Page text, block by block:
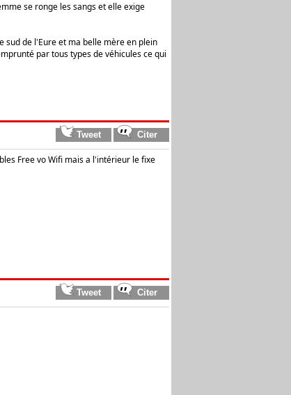
se ronge les sangs et elle exige
sud de l'Eure et ma belle mère en plein
par tous types de véhicules ce qui
Free vo Wifi mais a l'intérieur le fixe